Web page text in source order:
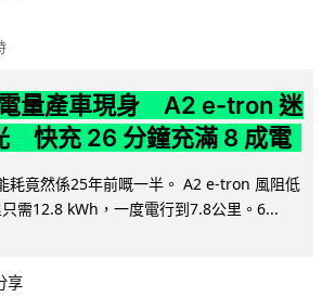
量產車現身 A2 e-tron 迷
快充 26 分鐘充滿 8 成電
耗竟然係25年前嘅一半。 A2 e-tron 風阻低
需12.8 kWh，一度電行到7.8公里。6...
享